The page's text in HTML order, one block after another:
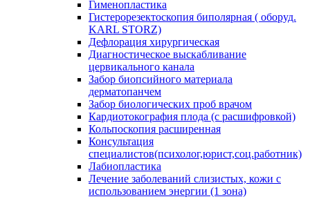
Гименопластика
Гистерорезектоскопия биполярная ( оборуд.
KARL STORZ)
Дефлорация хирургическая
Диагностическое выскабливание
цервикального канала
Забор биопсийного материала
дерматопанчем
Забор биологических проб врачом
Кардиотокография плода (с расшифровкой)
Кольпоскопия расширенная
Консультация
специалистов(психолог,юрист,соц.работник)
Лабиопластика
Лечение заболеваний слизистых, кожи с
использованием энергии (1 зона)